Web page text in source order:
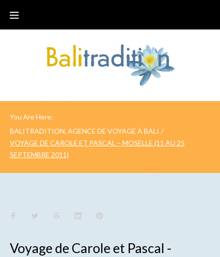
You Are Here:
BALITRADITION, AGENCE DE VOYAGE À BALI /
VOYAGE DE CAROLE ET PASCAL – MOSELLE (11 AU 25
SEPTEMBRE 2011)
Voyage de Carole et Pascal -